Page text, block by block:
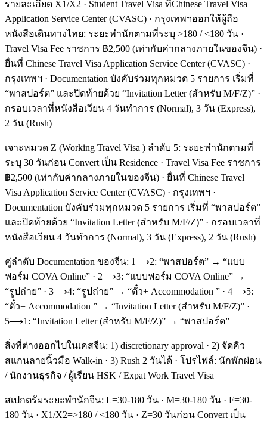
รายละเอียด X1/X2 · Student Travel Visa ที่Chinese Travel Visa
Application Service Center (CVASC) · กรุงเทพฯออกให้ผู้ถือ
หนังสือเดินทางไทย: ระยะพำนักตามที่ระบุ >180 / <180 วัน ·
Travel Visa Fee ราชการ ฿2,500 (เท่ากับค่ากลางภายในของจีน) ·
ยื่นที่ Chinese Travel Visa Application Service Center (CVASC) ·
กรุงเทพฯ · Documentation บังคับร่วมทุกหมวด 5 รายการ เริ่มที่
“พาสปอร์ต” และปิดท้ายด้วย “Invitation Letter (สำหรับ M/F/Z)” ·
กรอบเวลาที่หนังสือเวียน 4 วันทำการ (Normal), 3 วัน (Express),
2 วัน (Rush)
เจาะหมวด Z (Working Travel Visa ) ลำดับ 5: ระยะพำนักตามที่
ระบุ 30 วันก่อน Convert เป็น Residence · Travel Visa Fee ราชการ
฿2,500 (เท่ากับค่ากลางภายในของจีน) · ยื่นที่ Chinese Travel
Visa Application Service Center (CVASC) · กรุงเทพฯ ·
Documentation บังคับร่วมทุกหมวด 5 รายการ เริ่มที่ “พาสปอร์ต”
และปิดท้ายด้วย “Invitation Letter (สำหรับ M/F/Z)” · กรอบเวลาที่
หนังสือเวียน 4 วันทำการ (Normal), 3 วัน (Express), 2 วัน (Rush)
คู่ลำดับ Documentation ของจีน: 1⟶2: “พาสปอร์ต” → “แบบ
ฟอร์ม COVA Online” · 2⟶3: “แบบฟอร์ม COVA Online” →
“รูปถ่าย” · 3⟶4: “รูปถ่าย” → “ตั๋ว+ Accommodation ” · 4⟶5:
“ตั๋ว+ Accommodation ” → “Invitation Letter (สำหรับ M/F/Z)” ·
5⟶1: “Invitation Letter (สำหรับ M/F/Z)” → “พาสปอร์ต”
สิ่งที่ต่างออกไปในเคสจีน: 1) discretionary approval · 2) จัดคิว
สแกนลายนิ้วมือ Walk-in · 3) Rush 2 วันได้ · โปรไฟล์: นักพักผ่อน
/ นักงานธุรกิจ / ผู้เรียน HSK / Expat Work Travel Visa
สเปกตรัมระยะพำนักจีน: L=30-180 วัน · M=30-180 วัน · F=30-
180 วัน · X1/X2=>180 / <180 วัน · Z=30 วันก่อน Convert เป็น